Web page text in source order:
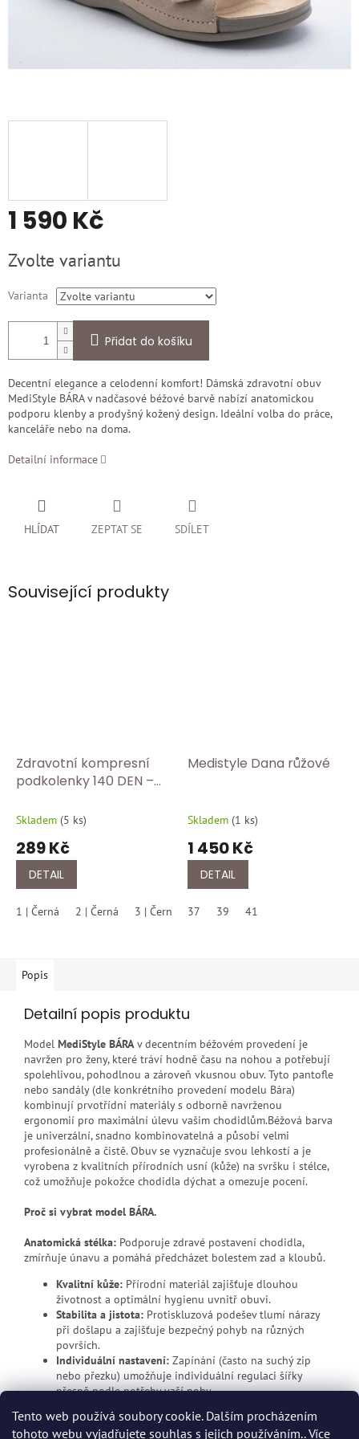
Tento web používá soubory cookie. Dalším procházením
tohoto webu vyjadřujete souhlas s jejich používáním.. Více
1 590 Kč
cena:
Zvolte variantu
Varianta
Přidat do košíku
Decentní elegance a celodenní komfort! Dámská zdravotní obuv
MediStyle BÁRA v nadčasové béžové barvě nabízí anatomickou
podporu klenby a prodyšný kožený design. Ideální volba do práce,
kanceláře nebo na doma.
Detailní informace
ZEPTAT SE
HLÍDAT SDÍLET
Související produkty
Zdravotní kompresní
podkolenky 140 DEN –
nohy/černa
Skladem (5 ks)
289 Kč
DETAIL
1 | Černá 2 | Černá 3 | Černá 4 | Černá 5 | Černá
Medistyle Dana růžové
Skladem (1 ks)
1 450 Kč
DETAIL
37 39 41
Popis
Detailní popis produktu
Model MediStyle BÁRA v decentním béžovém provedení je
navržen pro ženy, které tráví hodně času na nohou a potřebují
spolehlivou, pohodlnou a zároveň vkusnou obuv. Tyto pantofle
nebo sandály (dle konkrétního provedení modelu Bára)
kombinují prvotřídní materiály s odborně navrženou
ergonomií pro maximální úlevu vašim chodidlům.Béžová barva
je univerzální, snadno kombinovatelná a působí velmi
profesionálně a čistě. Obuv se vyznačuje svou lehkostí a je
vyrobena z kvalitních přírodních usní (kůže) na svršku i stélce,
což umožňuje pokožce chodidla dýchat a omezuje pocení.
Proč si vybrat model BÁRA.
Anatomická stélka: Podporuje zdravé postavení chodidla,
zmírňuje únavu a pomáhá předcházet bolestem zad a kloubů.
Kvalitní kůže: Přírodní materiál zajišťuje dlouhou
životnost a optimální hygienu uvnitř obuvi.
Stabilita a jistota: Protiskluzová podešev tlumí nárazy
při došlapu a zajišťuje bezpečný pohyb na různých
površích.
Individuální nastavení: Zapínání (často na suchý zip
nebo přezku) umožňuje individuální regulaci šířky
přesně podle potřeby vaší nohy.